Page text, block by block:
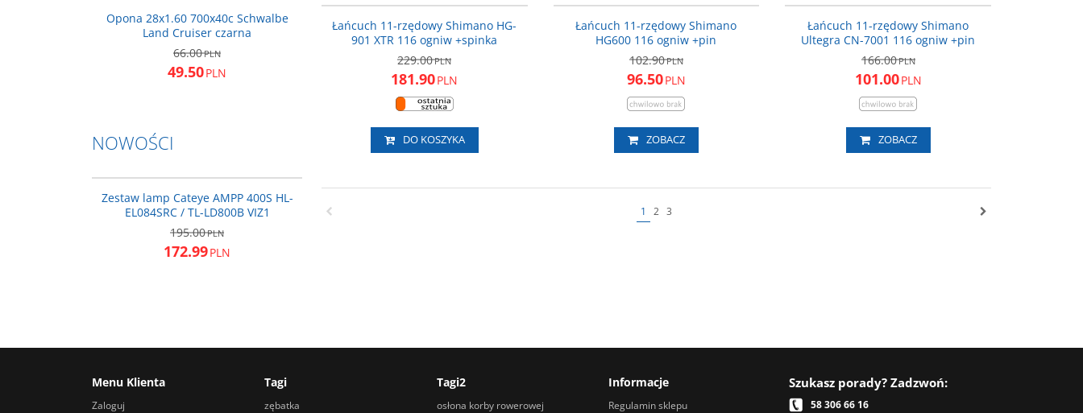
Łańcuch 11-rzędowy Shimano HG-
901 XTR 116 ogniw +spinka
229.00PLN
181.90PLN
DO KOSZYKA
Łańcuch 11-rzędowy Shimano
HG600 116 ogniw +pin
102.90PLN
96.50PLN
ZOBACZ
wersja OEM bez opakowania
Ilość biegów: 11
Grupa osprzętu: ULTEGRA
Łańcuch 11-rzędowy Shimano
Ultegra CN-7001 116 ogniw +pin
166.00PLN
101.00PLN
ZOBACZ
1 2 3
Opona 28x1.60 700x40c Schwalbe
Land Cruiser czarna
66.00PLN
49.50PLN
NOWOŚCI
Zestaw lamp Cateye AMPP 400S HL-
EL084SRC / TL-LD800B VIZ1
195.00PLN
172.99PLN
Menu Klienta
Zaloguj
Tagi
zębatka
Tagi2
osłona korby rowerowej
Informacje
Regulamin sklepu
Szukasz porady? Zadzwoń:
58 306 66 16